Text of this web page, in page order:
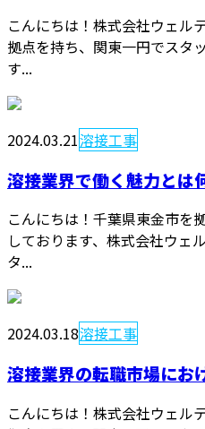
こんにちは！株式会社ウェル
拠点を持ち、関東一円でスタ
す...
2024.03.21溶接工事
溶接業界で働く魅力とは
こんにちは！千葉県東金市を
しております、株式会社ウェ
タ...
2024.03.18溶接工事
溶接業界の転職市場にお
こんにちは！株式会社ウェル